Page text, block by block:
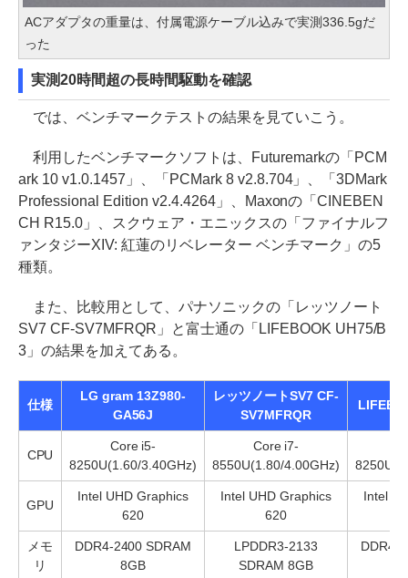
ACアダプタの重量は、付属電源ケーブル込みで実測336.5gだ
った
実測20時間超の長時間駆動を確認
では、ベンチマークテストの結果を見ていこう。
利用したベンチマークソフトは、Futuremarkの「PCM
ark 10 v1.0.1457」、「PCMark 8 v2.8.704」、「3DMark
Professional Edition v2.4.4264」、Maxonの「CINEBEN
CH R15.0」、スクウェア・エニックスの「ファイナルフ
ァンタジーXIV: 紅蓮のリベレーター ベンチマーク」の5
種類。
また、比較用として、パナソニックの「レッツノート
SV7 CF-SV7MFRQR」と富士通の「LIFEBOOK UH75/B
3」の結果を加えてある。
仕様
LG gram 13Z980-
GA56J
レッツノートSV7 CF-
SV7MFRQR
CPU
Core i5-
8250U(1.60/3.40GHz)
Core i7-
8550U(1.80/4.00GHz)
GPU
Intel UHD Graphics
620
Intel UHD Graphics
620
Intel
メモ
リ
DDR4-2400 SDRAM
8GB
LPDDR3-2133
SDRAM 8GB
DDR4-